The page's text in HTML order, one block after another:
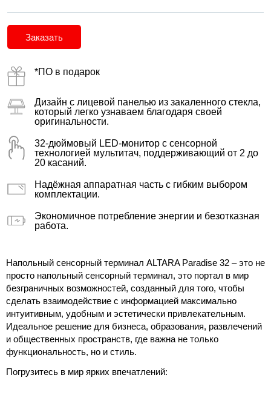
Заказать
*ПО в подарок
Дизайн с лицевой панелью из закаленного стекла,
который легко узнаваем благодаря своей
оригинальности.
32-дюймовый LED-монитор с сенсорной
технологией мультитач, поддерживающий от 2 до
20 касаний.
Надёжная аппаратная часть с гибким выбором
комплектации.
Экономичное потребление энергии и безотказная
работа.
Напольный сенсорный терминал ALTARA Paradise 32 – это не
просто напольный сенсорный терминал, это портал в мир
безграничных возможностей, созданный для того, чтобы
сделать взаимодействие с информацией максимально
интуитивным, удобным и эстетически привлекательным.
Идеальное решение для бизнеса, образования, развлечений
и общественных пространств, где важна не только
функциональность, но и стиль.
Погрузитесь в мир ярких впечатлений: